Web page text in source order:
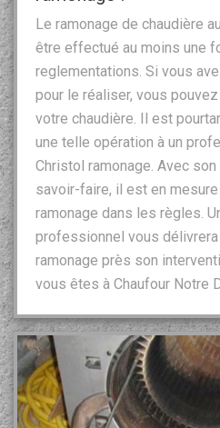
Le ramonage de chaudière
être effectué au moins une
reglementations. Si vous
pour le réaliser, vous
votre chaudière. Il est
une telle opération à un
Christol ramonage. Avec
savoir-faire, il est en
ramonage dans les règles.
professionnel vous
ramonage près son
vous êtes à Chaufour Notre